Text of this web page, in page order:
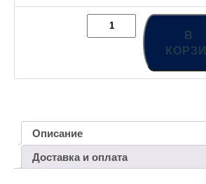
В
Описание
Доставка и оплата